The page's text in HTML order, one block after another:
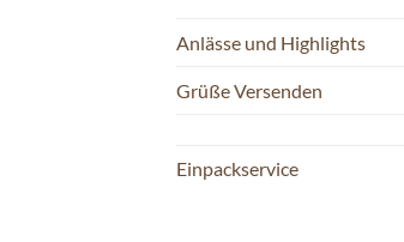
Anlässe und Highlights
Grüße Versenden
Einpackservice